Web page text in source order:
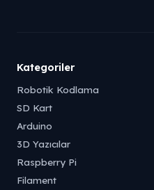
Kategoriler
Robotik Kodlama
SD Kart
Arduino
3D Yazıcılar
Raspberry Pi
Filament